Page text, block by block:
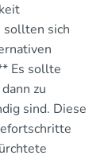
sich
Es sollte
zu
sind. Diese